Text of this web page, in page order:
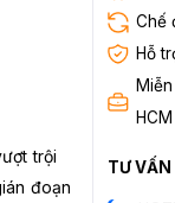
trội
đoạn
Chế
Hỗ
HCM
TƯ